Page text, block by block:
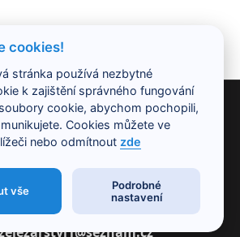
33/29
604 110 943
+420 595 041 165
cookies!
stránka používá nezbytné
k zajištění správného fungování
cookie, abychom pochopili,
Cookies můžete ve
nebo odmítnout zde
vše
Podrobné
nastavení